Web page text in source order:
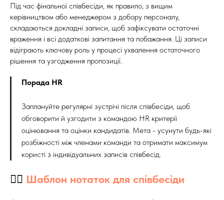
Під час фінальної співбесіди, як правило, з вищим
керівництвом або менеджером з добору персоналу,
складаються докладні записи, щоб зафіксувати остаточні
враження і всі додаткові запитання та побажання. Ці записи
відіграють ключову роль у процесі ухвалення остаточного
рішення та узгодження пропозиції.
Порада HR
Заплануйте регулярні зустрічі після співбесіди, щоб
обговорити й узгодити з командою HR критерії
оцінювання та оцінки кандидатів. Мета - усунути будь-які
розбіжності між членами команди та отримати максимум
користі з індивідуальних записів співбесід.
👉🏻 Шаблон нотаток для співбесіди